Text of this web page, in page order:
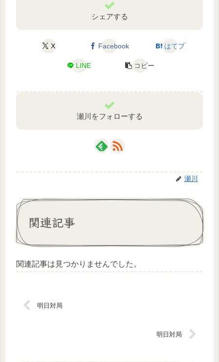
シェアする
X Facebook はてブ
LINE コピー
瀬川をフォローする
瀬川
関連記事
関連記事は見つかりませんでした。
明日対局
明日対局